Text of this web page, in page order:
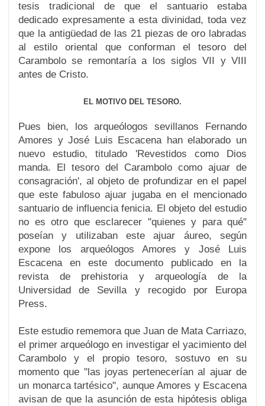
tesis tradicional de que el santuario estaba
dedicado expresamente a esta divinidad, toda vez
que la antigüedad de las 21 piezas de oro labradas
al estilo oriental que conforman el tesoro del
Carambolo se remontaría a los siglos VII y VIII
antes de Cristo.
EL MOTIVO DEL TESORO.
Pues bien, los arqueólogos sevillanos Fernando
Amores y José Luis Escacena han elaborado un
nuevo estudio, titulado 'Revestidos como Dios
manda. El tesoro del Carambolo como ajuar de
consagración', al objeto de profundizar en el papel
que este fabuloso ajuar jugaba en el mencionado
santuario de influencia fenicia. El objeto del estudio
no es otro que esclarecer "quienes y para qué"
poseían y utilizaban este ajuar áureo, según
expone los arqueólogos Amores y José Luis
Escacena en este documento publicado en la
revista de prehistoria y arqueología de la
Universidad de Sevilla y recogido por Europa
Press.
Este estudio rememora que Juan de Mata Carriazo,
el primer arqueólogo en investigar el yacimiento del
Carambolo y el propio tesoro, sostuvo en su
momento que "las joyas pertenecerían al ajuar de
un monarca tartésico", aunque Amores y Escacena
avisan de que la asunción de esta hipótesis obliga